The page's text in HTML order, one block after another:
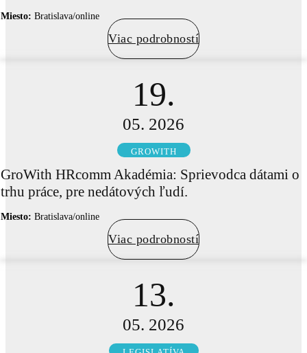
Miesto: Bratislava/online
Viac podrobností
19.
05. 2026
GROWITH
GroWith HRcomm Akadémia: Sprievodca dátami o
trhu práce, pre nedátových ľudí.
Miesto: Bratislava/online
Viac podrobností
13.
05. 2026